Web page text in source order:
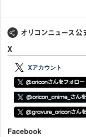
X
Xアカウント
Facebook